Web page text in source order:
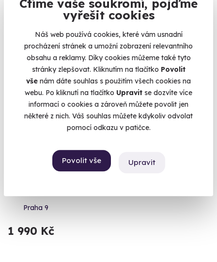
Ctíme vaše soukromí, pojďme
vyřešit cookies
Náš web používá cookies, které vám usnadní
procházení stránek a umožní zobrazení relevantního
obsahu a reklamy. Díky cookies můžeme také tyto
stránky zlepšovat. Kliknutím na tlačítko Povolit
vše nám dáte souhlas s použitím všech cookies na
webu. Po kliknutí na tlačítko Upravit se dozvíte více
informací o cookies a zároveň můžete povolit jen
některé z nich. Váš souhlas můžete kdykoliv odvolat
pomocí odkazu v patičce.
Povolit vše Upravit
10 990 Kč
Volný termín už 08. 08. 2026
Praha 9
1 990 Kč